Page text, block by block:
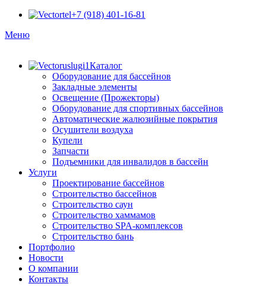
+7 (918) 401-16-81
Меню
Каталог
Оборудование для бассейнов
Закладные элементы
Освещение (Прожекторы)
Оборудование для спортивных бассейнов
Автоматические жалюзийные покрытия
Осушители воздуха
Купели
Запчасти
Подъемники для инвалидов в бассейн
Услуги
Проектирование бассейнов
Строительство бассейнов
Строительство саун
Строительство хаммамов
Строительство SPA-комплексов
Строительство бань
Портфолио
Новости
O компании
Контакты